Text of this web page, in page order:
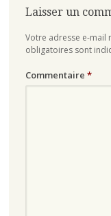
Laisser un
Votre adresse e-mail
obligatoires sont
Commentaire *